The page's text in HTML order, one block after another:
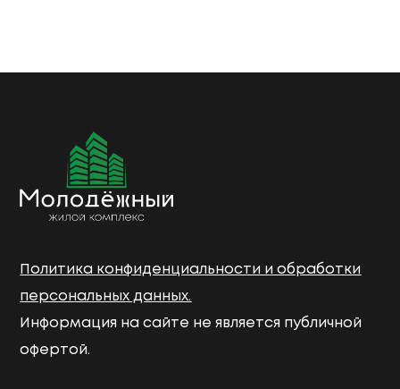
Политика конфиденциальности и обработки
персональных данных.
Информация на сайте не является публичной
офертой.